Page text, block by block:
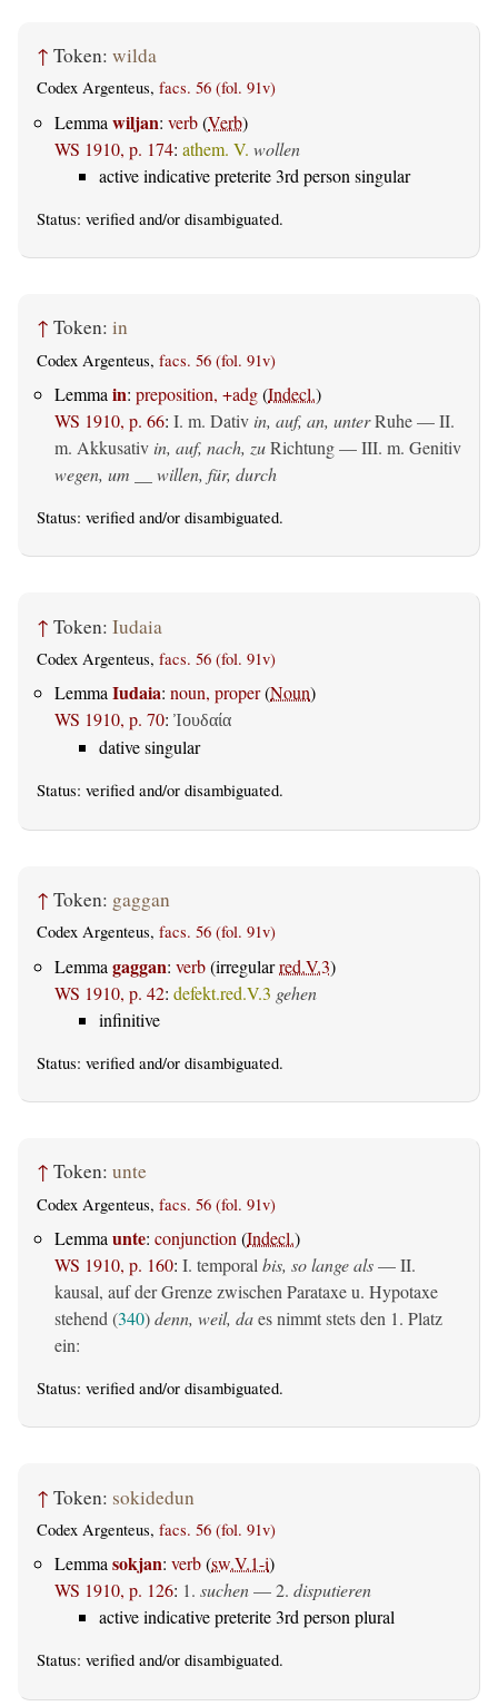
↑ Token: wilda
Codex Argenteus, facs. 56 (fol. 91v)
Lemma wiljan: verb(Verb)
WS 1910, p. 174: athem. V. wollen
active indicative preterite 3rd person singular
Status: verified and/or disambiguated.
↑ Token: in
Codex Argenteus, facs. 56 (fol. 91v)
Lemma in: preposition, +adg(Indecl.)
WS 1910, p. 66: I. m. Dativ in, auf, an, unterRuhe — II.
m. Akkusativ in, auf, nach, zuRichtung — III. m. Genitiv
wegen, um __ willen, für, durch
Status: verified and/or disambiguated.
↑ Token: Iudaia
Codex Argenteus, facs. 56 (fol. 91v)
LemmaIudaia: noun, proper(Noun)
WS 1910, p. 70: Ἰουδαία
dative singular
Status: verified and/or disambiguated.
↑ Token: gaggan
Codex Argenteus, facs. 56 (fol. 91v)
Lemma gaggan: verb(irregularred.V.3)
WS 1910, p. 42: defekt.red.V.3 gehen
infinitive
Status: verified and/or disambiguated.
↑ Token: unte
Codex Argenteus, facs. 56 (fol. 91v)
Lemma unte: conjunction (Indecl.)
WS 1910, p. 160: I. temporal bis, so lange als— II.
kausal, auf der Grenze zwischen Parataxe u. Hypotaxe
stehend (340)denn, weil, daes nimmt stets den 1. Platz
ein:
Status: verified and/or disambiguated.
↑ Token: sokidedun
Codex Argenteus, facs. 56 (fol. 91v)
Lemma sokjan: verb(sw.V.1-i)
WS 1910, p. 126: 1. suchen— 2. disputieren
active indicative preterite 3rd person plural
Status: verified and/or disambiguated.